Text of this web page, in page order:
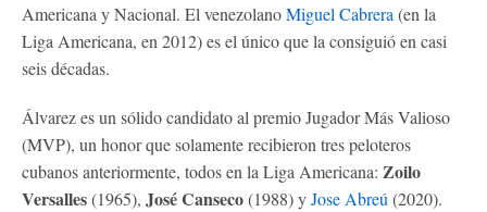
Americana y Nacional. El venezolanoMiguel Cabrera (en la
Liga Americana, en 2012) es el único que la consiguió en casi
seis décadas.
Álvarez es un sólido candidato al premio Jugador Más Valioso
(MVP), un honor que solamente recibieron tres peloteros
cubanos anteriormente, todos en la Liga Americana: Zoilo
Versalles(1965), José Canseco(1988) yJose Abreú (2020).